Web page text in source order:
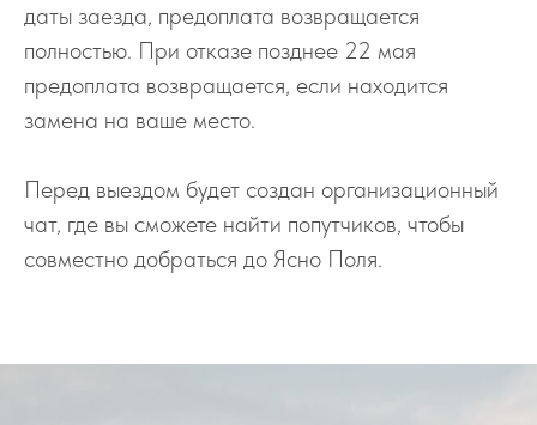
даты заезда, предоплата возвращается
полностью. При отказе позднее 22 мая
предоплата возвращается, если находится
замена на ваше место.
Перед выездом будет создан организационный
чат, где вы сможете найти попутчиков, чтобы
совместно добраться до Ясно Поля.